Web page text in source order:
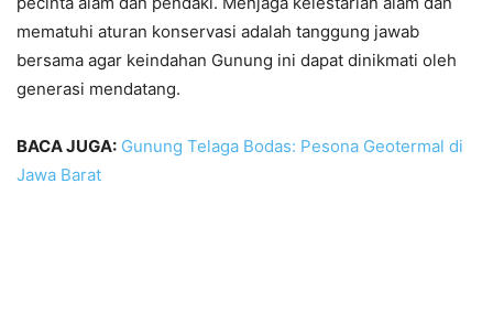
mematuhi aturan konservasi adalah tanggung jawab
bersama agar keindahan Gunung ini dapat dinikmati oleh
generasi mendatang.
BACA JUGA: Gunung Telaga Bodas: Pesona Geotermal di
Jawa Barat